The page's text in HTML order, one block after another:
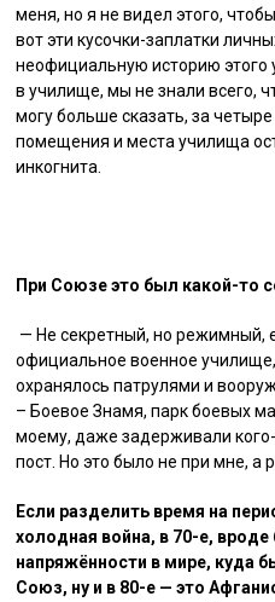
меня, но я не видел этого,
вот эти кусочки-заплатки
неофициальную историю этого
в училище, мы не знали всего,
могу больше сказать, за
помещения и места училища
инкогнита.
При Союзе это был какой-то
— Не секретный, но режимный,
официальное военное
охранялось патрулями и
– Боевое Знамя, парк боевых
моему, даже задерживали
пост. Но это было не при мне, а
Если разделить время на
холодная война, в 70-е,
напряжённости в мире, куда
Союз, ну и в 80-е — это